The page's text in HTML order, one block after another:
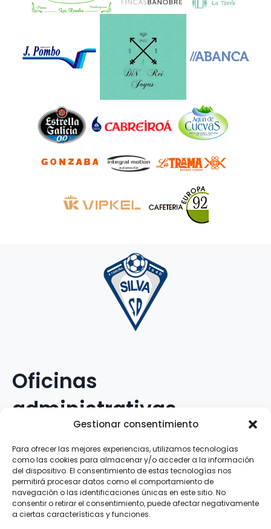
Gestionar consentimiento
Para ofrecer las mejores experiencias, utilizamos tecnologías
como las cookies para almacenar y/o acceder a la información
del dispositivo. El consentimiento de estas tecnologías nos
permitirá procesar datos como el comportamiento de
navegación o las identificaciones únicas en este sitio. No
consentir o retirar el consentimiento, puede afectar negativamente
a ciertas características y funciones.
Oficinas
administrativas
Avenida Galileo Galilei, 12
15.008 · A Coruña · España
Teléfono:881.069.303
WhatsApp:616.897.466